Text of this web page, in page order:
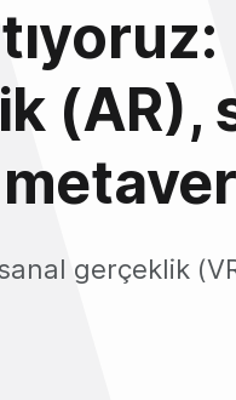
(AR),
gerçeklik